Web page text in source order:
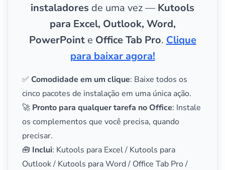
instaladores de uma vez — Kutools
para Excel, Outlook, Word,
PowerPointe Office Tab Pro. Clique
para baixar agora!
✅ Comodidade em um clique: Baixe todos os
cinco pacotes de instalação em uma única ação.
🚀 Pronto para qualquer tarefa no Office: Instale
os complementos que você precisa, quando
precisar.
🧰 Inclui: Kutools para Excel / Kutools para
Outlook / Kutools para Word / Office Tab Pro /